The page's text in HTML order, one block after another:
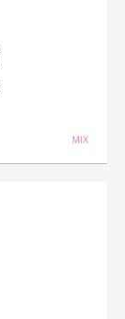
MIX